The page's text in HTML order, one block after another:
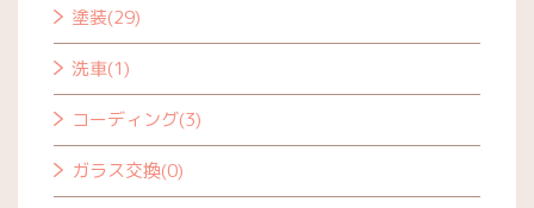
塗装(29)
洗車(1)
コーディング(3)
ガラス交換(0)